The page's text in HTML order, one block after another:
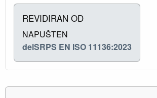
REVIDIRAN OD
NAPUŠTEN
delSRPS EN ISO 11136:2023